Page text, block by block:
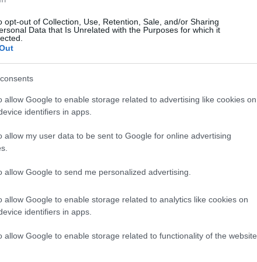
opt-out of Collection, Use, Retention, Sale, and/or Sharing
Data that Is Unrelated with the Purposes for which it
allow Google to enable storage related to advertising like cookies on
identifiers in apps.
allow my user data to be sent to Google for online advertising
allow Google to send me personalized advertising.
allow Google to enable storage related to analytics like cookies on
identifiers in apps.
allow Google to enable storage related to functionality of the website
az első trimeszterben, amikor minden szagra
a végén, amikor már sehogy sem volt
3 kismama is van. Mindhárman májusra
már meg is született a babája. A harmadik is
fotóját az újszülött gyermekükkel,
Amikor először megláttam a kisbabám,